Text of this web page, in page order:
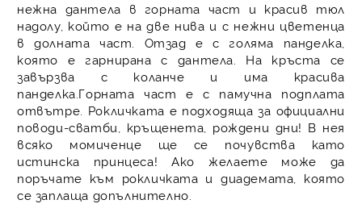
нежна дантела в горната част и красив тюл
надолу, който е на две нива и с нежни цветенца
в долната част. Отзад е с голяма панделка,
която е гарнирана с дантела. На кръста се
завързва с коланче и има красива
панделка.Горната част е с памучна подплата
отвътре. Рокличката е подходяща за официални
поводи-сватби, кръщенета, рождени дни! В нея
всяко момиченце ще се почувства като
истинска принцеса! Ако желаете може да
поръчате към рокличката и диадемата, която
се заплаща допълнително.